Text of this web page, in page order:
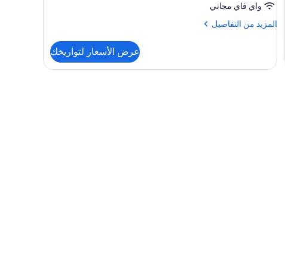
واي فاي مجاني
المزيد من التفاصيل
المزيد
الغرفة
عرض الأسعار لتواريخك